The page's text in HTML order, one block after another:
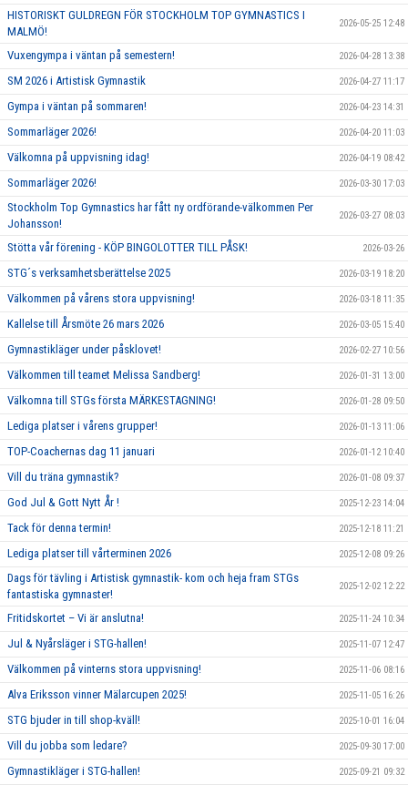
HISTORISKT GULDREGN FÖR STOCKHOLM TOP GYMNASTICS I
MALMÖ!
2026-05-25 12:48
Vuxengympa i väntan på semestern! 2026-04-28 13:38
SM 2026 i Artistisk Gymnastik 2026-04-27 11:17
Gympa i väntan på sommaren! 2026-04-23 14:31
Sommarläger 2026! 2026-04-20 11:03
Välkomna på uppvisning idag! 2026-04-19 08:42
Sommarläger 2026! 2026-03-30 17:03
Stockholm Top Gymnastics har fått ny ordförande-välkommen Per
Johansson!
2026-03-27 08:03
Stötta vår förening - KÖP BINGOLOTTER TILL PÅSK! 2026-03-26
STG´s verksamhetsberättelse 2025 2026-03-19 18:20
Välkommen på vårens stora uppvisning! 2026-03-18 11:35
Kallelse till Årsmöte 26 mars 2026 2026-03-05 15:40
Gymnastikläger under påsklovet! 2026-02-27 10:56
Välkommen till teamet Melissa Sandberg! 2026-01-31 13:00
Välkomna till STGs första MÄRKESTAGNING! 2026-01-28 09:50
Lediga platser i vårens grupper! 2026-01-13 11:06
TOP-Coachernas dag 11 januari 2026-01-12 10:40
Vill du träna gymnastik? 2026-01-08 09:37
God Jul & Gott Nytt År ! 2025-12-23 14:04
Tack för denna termin! 2025-12-18 11:21
Lediga platser till vårterminen 2026 2025-12-08 09:26
Dags för tävling i Artistisk gymnastik- kom och heja fram STGs
fantastiska gymnaster!
2025-12-02 12:22
Fritidskortet – Vi är anslutna! 2025-11-24 10:34
Jul & Nyårsläger i STG-hallen! 2025-11-07 12:47
Välkommen på vinterns stora uppvisning! 2025-11-06 08:16
Alva Eriksson vinner Mälarcupen 2025! 2025-11-05 16:26
STG bjuder in till shop-kväll! 2025-10-01 16:04
Vill du jobba som ledare? 2025-09-30 17:00
Gymnastikläger i STG-hallen! 2025-09-21 09:32